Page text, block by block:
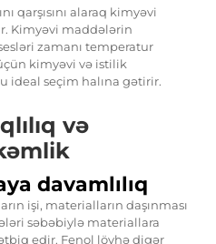
qarşısını alaraq kimyəvi
Kimyəvi maddələrin
zamanı temperatur
kimyəvi və istilik
ideal seçim halına gətirir.
və
davamlılıq
işi, materialların daşınması
səbəbiylə materiallara
edir. Fenol lövhə digər